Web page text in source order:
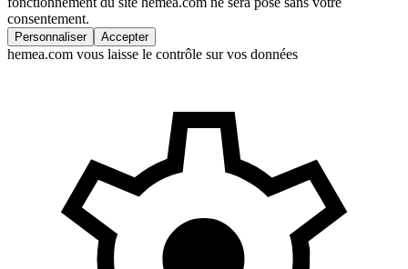
consentement.
Personnaliser Accepter
hemea.com vous laisse le contrôle sur vos données